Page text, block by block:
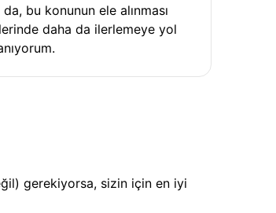
bu konunun ele alınması
daha da ilerlemeye yol
gerekiyorsa, sizin için en iyi